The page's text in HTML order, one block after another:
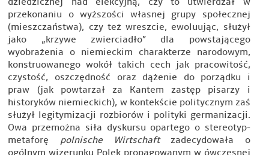
przekonaniu o wyższości własnej grupy społecznej
(mieszczaństwa), czy też wreszcie, ewoluując, służył
jako „krzywe zwierciadło” dla powstającego
wyobrażenia o niemieckim charakterze narodowym,
konstruowanego wokół takich cech jak pracowitość,
czystość, oszczędność oraz dążenie do porządku i
praw (jak powtarzał za Kantem zastęp pisarzy i
historyków niemieckich), w kontekście politycznym zaś
służył legitymizacji rozbiorów i polityki germanizacji.
Owa przemożna siła dyskursu opartego o stereotyp-
metaforę polnische Wirtschaftzadecydowała o
ogólnym wizerunku Polek propagowanym w ówczesnej